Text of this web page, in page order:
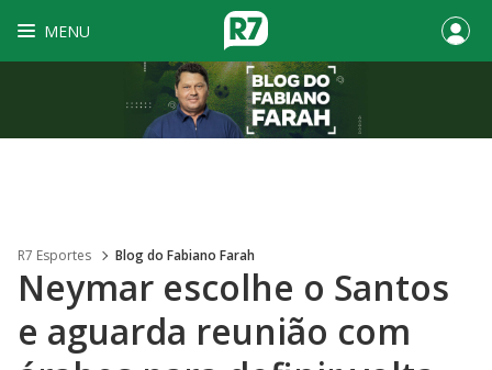
MENU
R7 Esportes Blog do Fabiano Farah
Neymar escolhe o Santos
e aguarda reunião com